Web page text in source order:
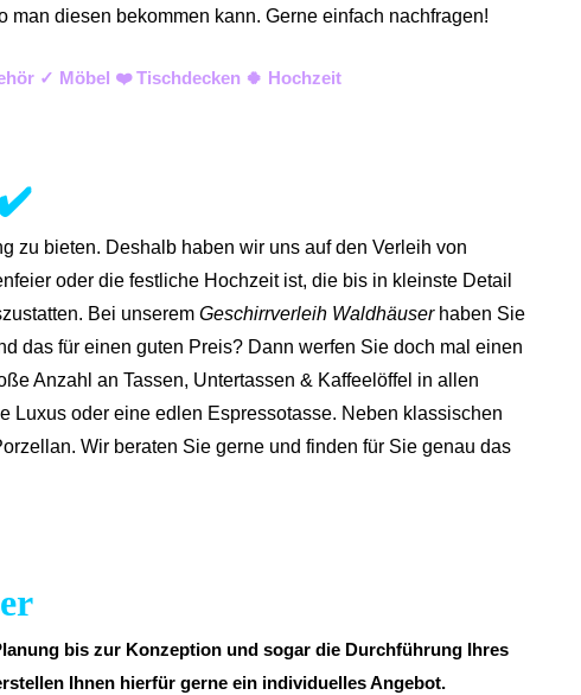
diesen bekommen kann. Gerne einfach nachfragen!
✓ Möbel ❤️ Tischdecken 🍀 Hochzeit
✔️
zu bieten. Deshalb haben wir uns auf den Verleih von
oder die festliche Hochzeit ist, die bis in kleinste Detail
Bei unserem Geschirrverleih Waldhäuserhaben Sie
das für einen guten Preis? Dann werfen Sie doch mal einen
Anzahl an Tassen, Untertassen & Kaffeelöffel in allen
Luxus oder eine edlen Espressotasse. Neben klassischen
Wir beraten Sie gerne und finden für Sie genau das
bis zur Konzeption und sogar die Durchführung Ihres
Ihnen hierfür gerne ein individuelles Angebot.